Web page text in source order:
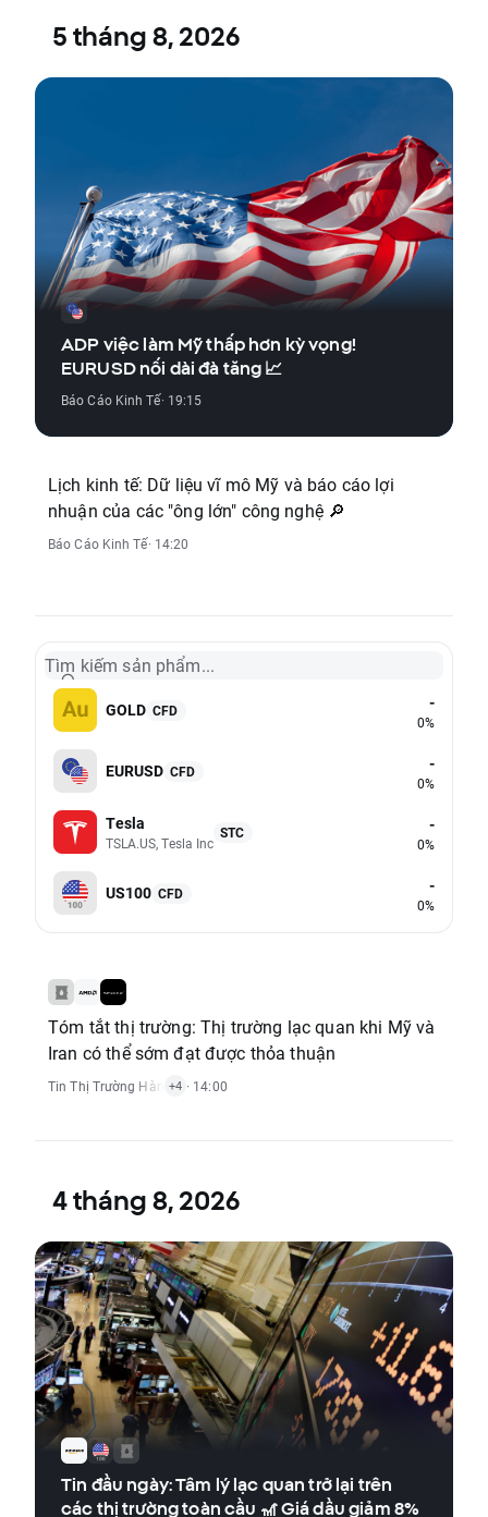
5 tháng 8, 2026
ADP việc làm Mỹ thấp hơn kỳ vọng!
EURUSD nối dài đà tăng 📈
Báo Cáo Kinh Tế· 19:15
Lịch kinh tế: Dữ liệu vĩ mô Mỹ và báo cáo lợi
nhuận của các "ông lớn" công nghệ 🔎
Báo Cáo Kinh Tế· 14:20
Tìm kiếm sản phẩm...
GOLD CFD -
0%
EURUSD CFD -
0%
Tesla
TSLA.US, Tesla Inc
STC -
0%
US100 CFD -
0%
Tóm tắt thị trường: Thị trường lạc quan khi Mỹ và
Iran có thể sớm đạt được thỏa thuận
Tin Thị Trường Hàng Hóa,Tin Thị Trường Chỉ Số
+4 · 14:00
4 tháng 8, 2026
Tin đầu ngày: Tâm lý lạc quan trở lại trên
các thị trường toàn cầu 🎢 Giá dầu giảm 8%